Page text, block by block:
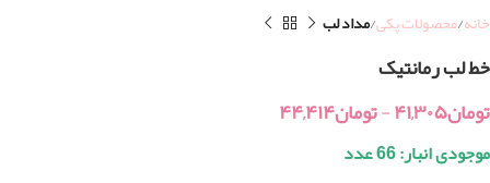
خانه محصولات پکی مداد لب
خط لب رمانتیک
تومان۴۱,۳۰۵-تومان۴۴,۴۱۴
موجودی انبار: 66 عدد